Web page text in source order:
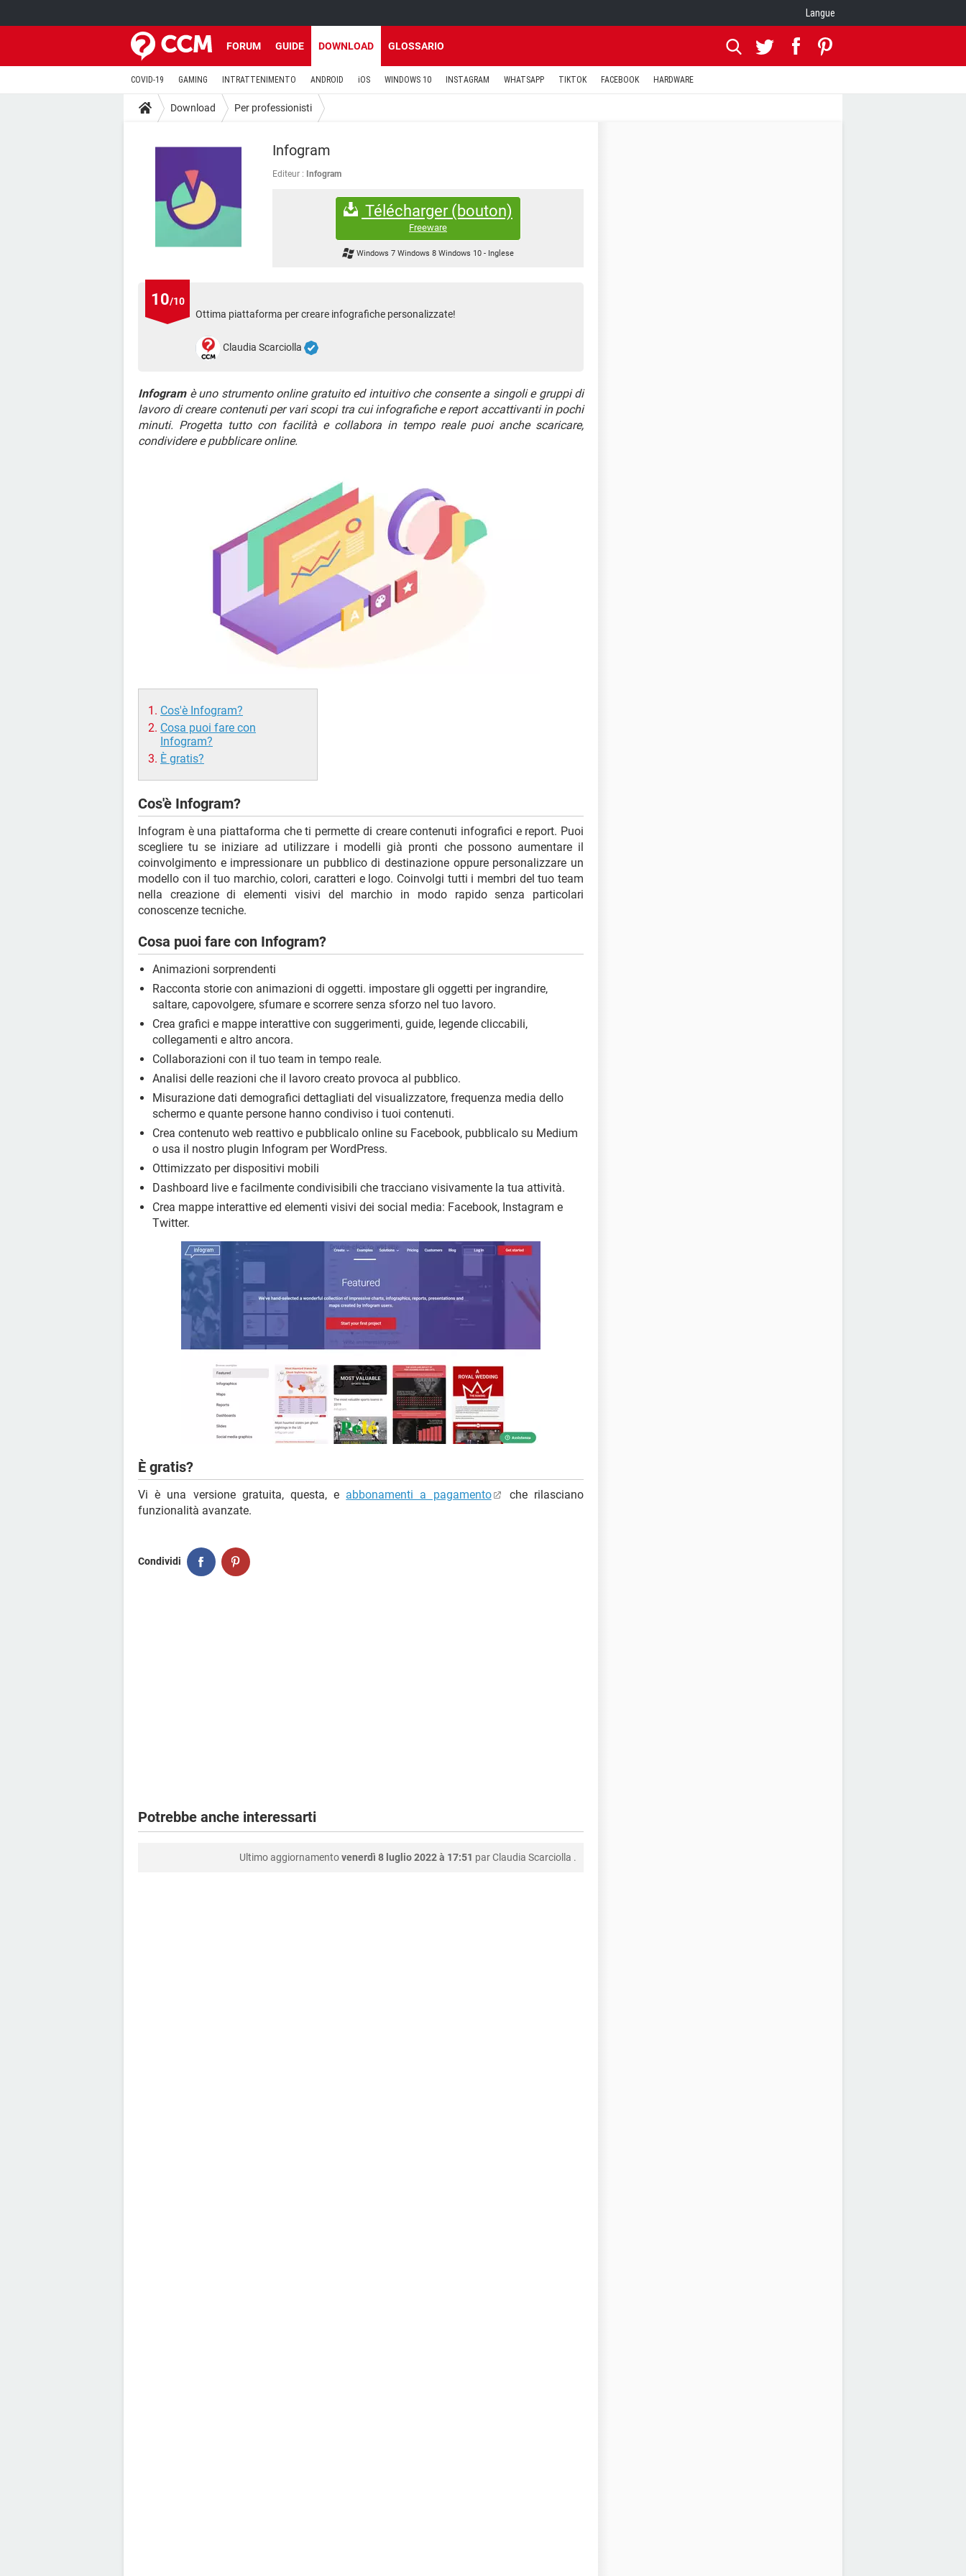
Langue
FORUM GUIDE DOWNLOAD GLOSSARIO
COVID-19 GAMING INTRATTENIMENTO ANDROID iOS WINDOWS 10 INSTAGRAM WHATSAPP TIKTOK FACEBOOK HARDWARE
Download Per professionisti
Infogram
Editeur : Infogram
Télécharger (bouton)
Freeware
Windows 7 Windows 8 Windows 10- Inglese
10/10
Ottima piattaforma per creare infografiche personalizzate!
Claudia Scarciolla
Infogramè uno strumento online gratuito ed intuitivo che consente a singoli e gruppi di
lavoro di creare contenuti per vari scopi tra cui infografiche e report accattivanti in pochi
minuti. Progetta tutto con facilità e collabora in tempo reale puoi anche scaricare,
condividere e pubblicare online.
Cos'è Infogram?
Cosa puoi fare con
Infogram?
È gratis?
Cos'è Infogram?
Infogram è una piattaforma che ti permette di creare contenuti infografici e report. Puoi
scegliere tu se iniziare ad utilizzare i modelli già pronti che possono aumentare il
coinvolgimento e impressionare un pubblico di destinazione oppure personalizzare un
modello con il tuo marchio, colori, caratteri e logo. Coinvolgi tutti i membri del tuo team
nella creazione di elementi visivi del marchio in modo rapido senza particolari
conoscenze tecniche.
Cosa puoi fare con Infogram?
Animazioni sorprendenti
Racconta storie con animazioni di oggetti. impostare gli oggetti per ingrandire,
saltare, capovolgere, sfumare e scorrere senza sforzo nel tuo lavoro.
Crea grafici e mappe interattive con suggerimenti, guide, legende cliccabili,
collegamenti e altro ancora.
Collaborazioni con il tuo team in tempo reale.
Analisi delle reazioni che il lavoro creato provoca al pubblico.
Misurazione dati demografici dettagliati del visualizzatore, frequenza media dello
schermo e quante persone hanno condiviso i tuoi contenuti.
Crea contenuto web reattivo e pubblicalo online su Facebook, pubblicalo su Medium
o usa il nostro plugin Infogram per WordPress.
Ottimizzato per dispositivi mobili
Dashboard live e facilmente condivisibili che tracciano visivamente la tua attività.
Crea mappe interattive ed elementi visivi dei social media: Facebook, Instagram e
Twitter.
È gratis?
Vi è una versione gratuita, questa, e abbonamenti a pagamento
che rilasciano
funzionalità avanzate.
Condividi
Potrebbe anche interessarti
Ultimo aggiornamentovenerdì 8 luglio 2022 à 17:51 parClaudia Scarciolla .